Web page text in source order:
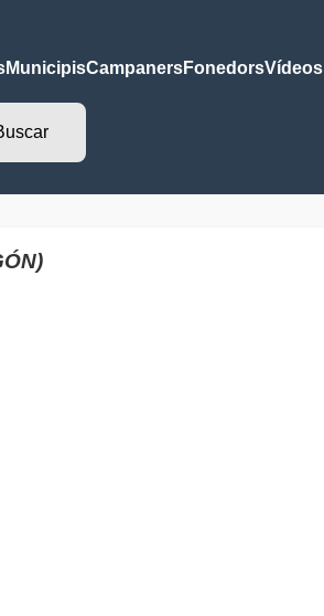
MunicipisCampanersFonedorsVídeos